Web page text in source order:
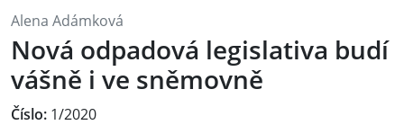
Alena Adámková
Nová odpadová legislativa budí
vášně i ve sněmovně
Číslo: 1/2020